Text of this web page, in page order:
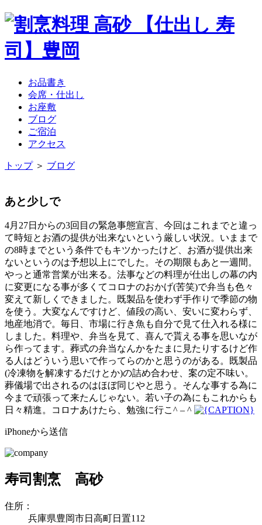
お品書き
会席・仕出し
お座敷
ブログ
ご宿泊
アクセス
トップ＞ ブログ
あと少しで
4月27日からの3回目の緊急事態宣言、今回はこれまでと違っ
て時短とお酒の提供が出来ないという厳しい状況。いままで
の8時までという条件でもキツかったけど、お酒が提供出来
ないというのは予想以上にでした。その期限もあと一週間。
やっと通常営業が出来る。法事などの料理が仕出しの幕の内
に変更になる事が多くてコロナのおかげ(苦笑)で弁当も色々
変えて新しくできました。既製品を使わず手作りで季節の物
を使う。大変なんですけど、値段の高い、安いに変わらず、
地産地消で。毎日、市場に行き魚も自分で見て仕入れる様に
しました。料理や、弁当を見て、喜んで貰える事を思いなが
ら作ってます。葬式の弁当なんかをたまに見たりするけど作
る人はどういう思いで作ってらのかと思うのがある。既製品
(冷凍物を解凍するだけとか)の詰め合わせ、案の定不味い。
葬儀場で出されるのはほぼ同じやと思う。そんな事する為に
今まで頑張って来たんじゃない。若い子の為にもこれからも
日々精進。コロナあけたら、勉強に行こ^ – ^
iPhoneから送信
寿司割烹 高砂
住所：
兵庫県豊岡市日高町日置112